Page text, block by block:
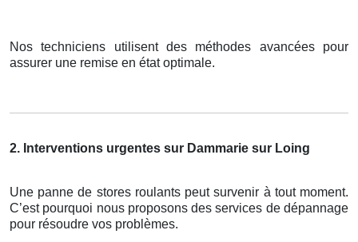
Nos techniciens utilisent des méthodes avancées pour
assurer une remise en état optimale.
2. Interventions urgentes sur Dammarie sur Loing
Une panne de stores roulants peut survenir à tout moment.
C’est pourquoi nous proposons des services de dépannage
pour résoudre vos problèmes.